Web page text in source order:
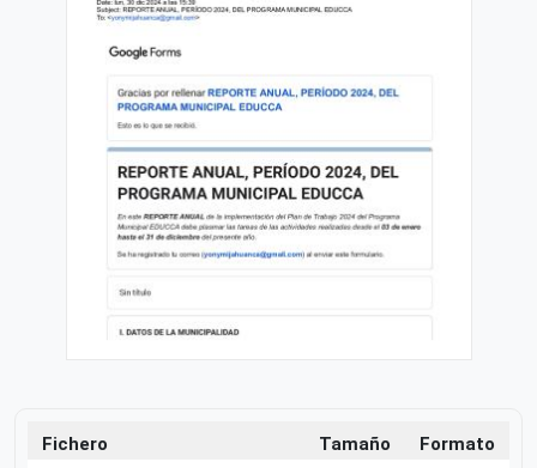
Fichero Tamaño
Formato